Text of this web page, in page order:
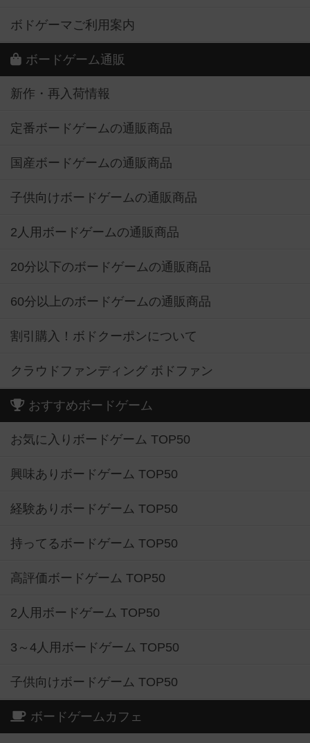
ボドゲーマご利用案内
ボードゲーム通販
新作・再入荷情報
定番ボードゲームの通販商品
国産ボードゲームの通販商品
子供向けボードゲームの通販商品
2人用ボードゲームの通販商品
20分以下のボードゲームの通販商品
60分以上のボードゲームの通販商品
割引購入！ボドクーポンについて
クラウドファンディング ボドファン
おすすめボードゲーム
お気に入りボードゲーム TOP50
興味ありボードゲーム TOP50
経験ありボードゲーム TOP50
持ってるボードゲーム TOP50
高評価ボードゲーム TOP50
2人用ボードゲーム TOP50
3～4人用ボードゲーム TOP50
子供向けボードゲーム TOP50
ボードゲームカフェ